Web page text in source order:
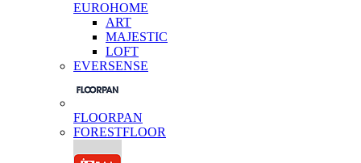
EUROHOME
ART
MAJESTIC
LOFT
EVERSENSE
FLOORPAN
FORESTFLOOR